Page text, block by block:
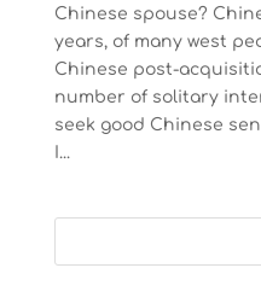
Chinese spouse?
years, of many west
Chinese post-
number of solitary
seek good Chinese
I...